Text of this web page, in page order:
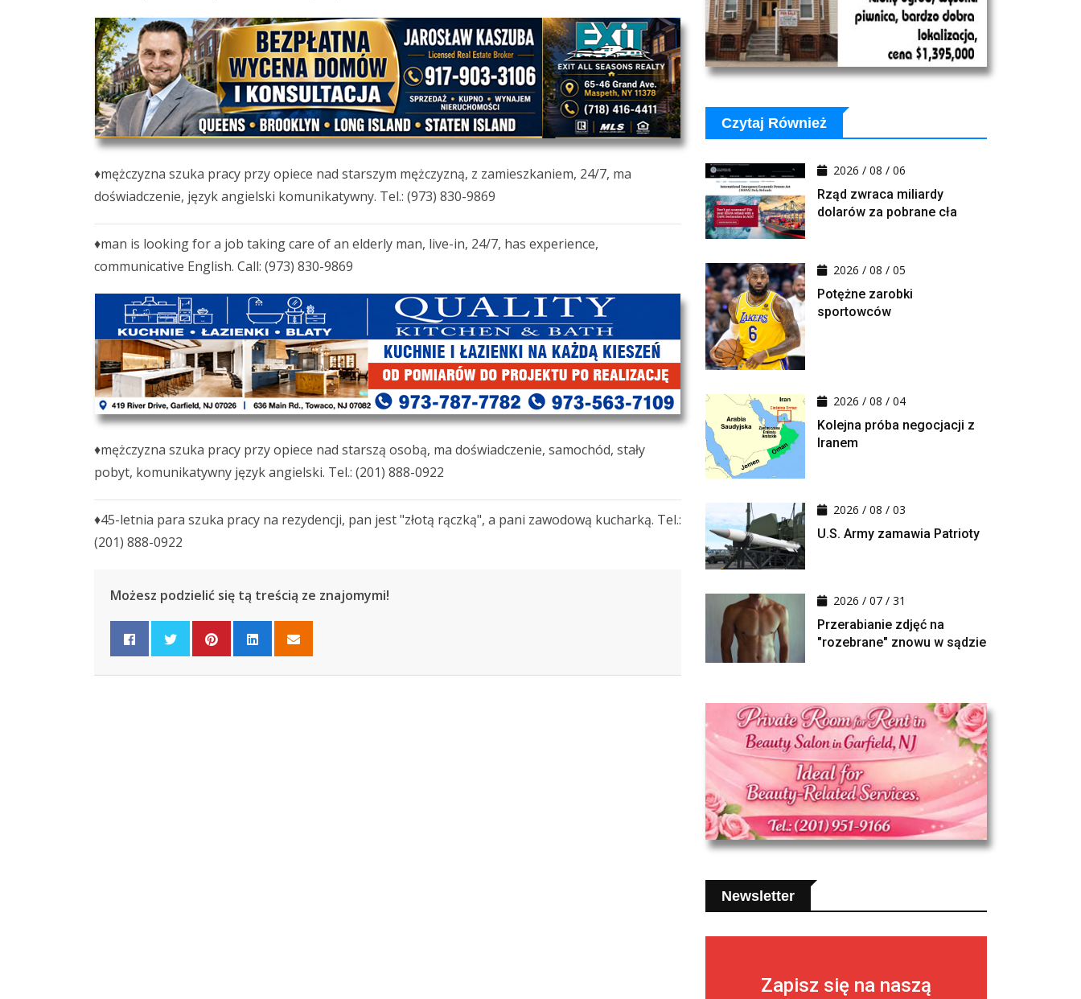
♦mężczyzna szuka pracy przy opiece nad starszym mężczyzną, z zamieszkaniem, 24/7, ma
doświadczenie, język angielski komunikatywny. Tel.: (973) 830-9869
♦man is looking for a job taking care of an elderly man, live-in, 24/7, has experience,
communicative English. Call: (973) 830-9869
♦mężczyzna szuka pracy przy opiece nad starszą osobą, ma doświadczenie, samochód, stały
pobyt, komunikatywny język angielski. Tel.: (201) 888-0922
♦45-letnia para szuka pracy na rezydencji, pan jest "złotą rączką", a pani zawodową kucharką. Tel.:
(201) 888-0922
Możesz podzielić się tą treścią ze znajomymi!
Czytaj Również
2026 / 08 / 06
Rząd zwraca miliardy
dolarów za pobrane cła
2026 / 08 / 05
Potężne zarobki
sportowców
2026 / 08 / 04
Kolejna próba negocjacji z
Iranem
2026 / 08 / 03
U.S. Army zamawia Patrioty
2026 / 07 / 31
Przerabianie zdjęć na
"rozebrane" znowu w sądzie
Newsletter
Zapisz się na naszą